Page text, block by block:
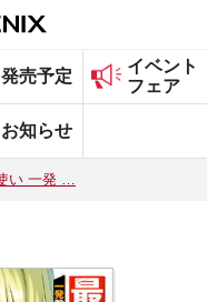
ュー
発売予定
イベント
フェア
お知らせ
い 一発 …